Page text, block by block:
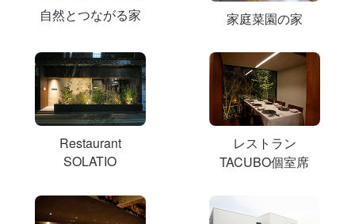
自然とつながる家 家庭菜園の家
Restaurant
SOLATIO
レストラン
TACUBO個室席